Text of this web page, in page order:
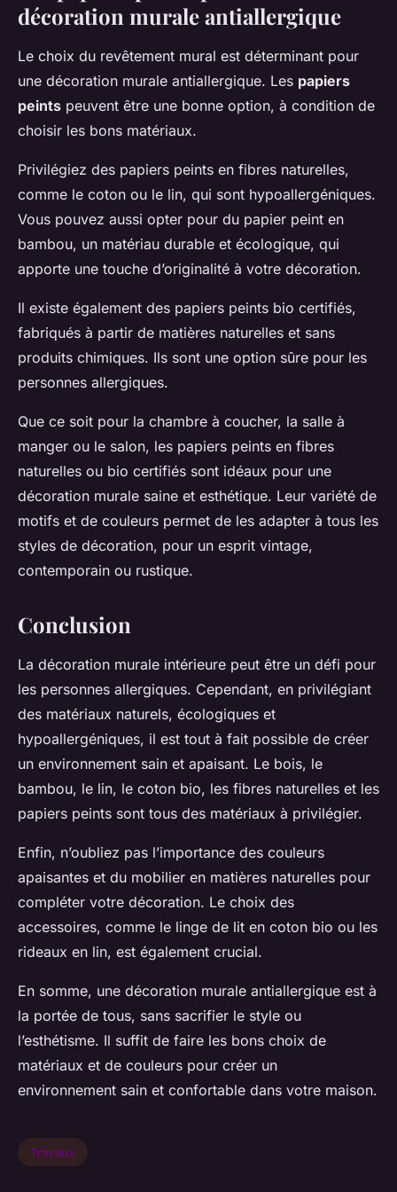
décoration murale antiallergique
Le choix du revêtement mural est déterminant pour
une décoration murale antiallergique. Les papiers
peints peuvent être une bonne option, à condition de
choisir les bons matériaux.
Privilégiez des papiers peints en fibres naturelles,
comme le coton ou le lin, qui sont hypoallergéniques.
Vous pouvez aussi opter pour du papier peint en
bambou, un matériau durable et écologique, qui
apporte une touche d’originalité à votre décoration.
Il existe également des papiers peints bio certifiés,
fabriqués à partir de matières naturelles et sans
produits chimiques. Ils sont une option sûre pour les
personnes allergiques.
Que ce soit pour la chambre à coucher, la salle à
manger ou le salon, les papiers peints en fibres
naturelles ou bio certifiés sont idéaux pour une
décoration murale saine et esthétique. Leur variété de
motifs et de couleurs permet de les adapter à tous les
styles de décoration, pour un esprit vintage,
contemporain ou rustique.
Conclusion
La décoration murale intérieure peut être un défi pour
les personnes allergiques. Cependant, en privilégiant
des matériaux naturels, écologiques et
hypoallergéniques, il est tout à fait possible de créer
un environnement sain et apaisant. Le bois, le
bambou, le lin, le coton bio, les fibres naturelles et les
papiers peints sont tous des matériaux à privilégier.
Enfin, n’oubliez pas l’importance des couleurs
apaisantes et du mobilier en matières naturelles pour
compléter votre décoration. Le choix des
accessoires, comme le linge de lit en coton bio ou les
rideaux en lin, est également crucial.
En somme, une décoration murale antiallergique est à
la portée de tous, sans sacrifier le style ou
l’esthétisme. Il suffit de faire les bons choix de
matériaux et de couleurs pour créer un
environnement sain et confortable dans votre maison.
Travaux